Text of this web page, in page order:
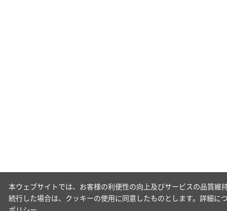
本ウェブサイトでは、お客様の利便性の向上及びサービスの品質
続行した場合は、クッキーの使用に同意したものとします。詳細